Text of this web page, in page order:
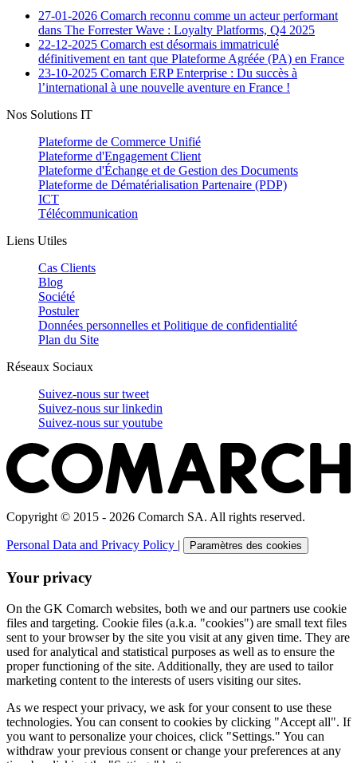
27-01-2026 Comarch reconnu comme un acteur performant
dans The Forrester Wave : Loyalty Platforms, Q4 2025
22-12-2025 Comarch est désormais immatriculé
définitivement en tant que Plateforme Agréée (PA) en France
23-10-2025 Comarch ERP Enterprise : Du succès à
l’international à une nouvelle aventure en France !
Nos Solutions IT
Plateforme de Commerce Unifié
Plateforme d'Engagement Client
Plateforme d'Échange et de Gestion des Documents
Plateforme de Dématérialisation Partenaire (PDP)
ICT
Télécommunication
Liens Utiles
Cas Clients
Blog
Société
Postuler
Données personnelles et Politique de confidentialité
Plan du Site
Réseaux Sociaux
Suivez-nous surtweet
Suivez-nous surlinkedin
Suivez-nous suryoutube
Copyright © 2015 - 2026 Comarch SA. All rights reserved.
Personal Data and Privacy Policy | Paramètres des cookies
Your privacy
On the GK Comarch websites, both we and our partners use cookie
files and targeting. Cookie files (a.k.a. "cookies") are small text files
sent to your browser by the site you visit at any given time. They are
used for analytical and statistical purposes as well as to ensure the
proper functioning of the site. Additionally, they are used to tailor
marketing content to the interests of users visiting our sites.
As we respect your privacy, we ask for your consent to use these
technologies. You can consent to cookies by clicking "Accept all". If
you want to personalize your choices, click "Settings." You can
withdraw your previous consent or change your preferences at any